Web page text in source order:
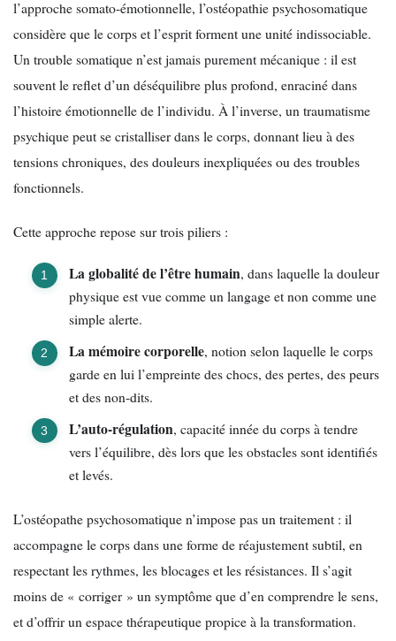
l’approche somato-émotionnelle, l’ostéopathie psychosomatique
considère que le corps et l’esprit forment une unité indissociable.
Un trouble somatique n’est jamais purement mécanique : il est
souvent le reflet d’un déséquilibre plus profond, enraciné dans
l’histoire émotionnelle de l’individu. À l’inverse, un traumatisme
psychique peut se cristalliser dans le corps, donnant lieu à des
tensions chroniques, des douleurs inexpliquées ou des troubles
fonctionnels.
Cette approche repose sur trois piliers :
La globalité de l’être humain, dans laquelle la douleur
physique est vue comme un langage et non comme une
simple alerte.
La mémoire corporelle, notion selon laquelle le corps
garde en lui l’empreinte des chocs, des pertes, des peurs
et des non-dits.
L’auto-régulation, capacité innée du corps à tendre
vers l’équilibre, dès lors que les obstacles sont identifiés
et levés.
L’ostéopathe psychosomatique n’impose pas un traitement : il
accompagne le corps dans une forme de réajustement subtil, en
respectant les rythmes, les blocages et les résistances. Il s’agit
moins de « corriger » un symptôme que d’en comprendre le sens,
et d’offrir un espace thérapeutique propice à la transformation.